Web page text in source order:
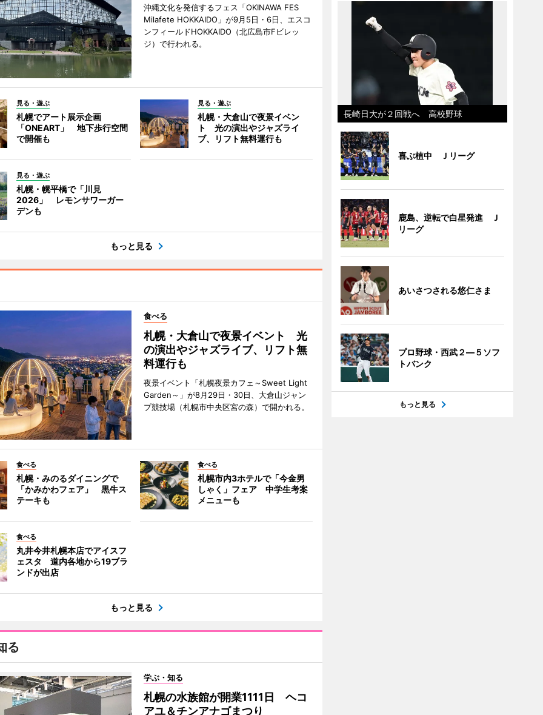
沖縄文化を発信するフェス「OKINAWA FES
Milafete HOKKAIDO」が9月5日・6日、エスコ
ンフィールドHOKKAIDO（北広島市Fビレッ
ジ）で行われる。
見る・遊ぶ
札幌でアート展示企画
「ONEART」 地下歩行空間
で開催も
見る・遊ぶ
札幌・大倉山で夜景イベン
ト 光の演出やジャズライ
ブ、リフト無料運行も
見る・遊ぶ
札幌・幌平橋で「川見
2026」 レモンサワーガー
デンも
もっと見る
食べる
札幌・大倉山で夜景イベント 光
の演出やジャズライブ、リフト無
料運行も
夜景イベント「札幌夜景カフェ～Sweet Light
Garden～」が8月29日・30日、大倉山ジャン
プ競技場（札幌市中央区宮の森）で開かれる。
食べる
札幌・みのるダイニングで
「かみかわフェア」 黒牛ス
テーキも
食べる
札幌市内3ホテルで「今金男
しゃく」フェア 中学生考案
メニューも
食べる
丸井今井札幌本店でアイスフ
ェスタ 道内各地から19ブラ
ンドが出店
もっと見る
る
学ぶ・知る
札幌の水族館が開業1111日 ヘコ
アユ＆チンアナゴまつり
長崎日大が２回戦へ 高校野球
喜ぶ植中 Ｊリーグ
鹿島、逆転で白星発進 Ｊ
リーグ
あいさつされる悠仁さま
プロ野球・西武２―５ソフ
トバンク
もっと見る